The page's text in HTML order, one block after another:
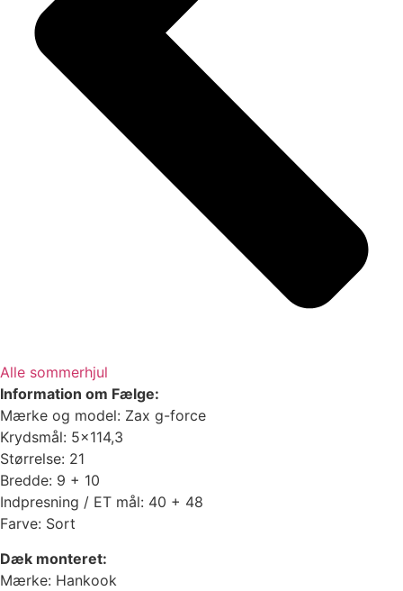
Alle sommerhjul
Information om Fælge:
Mærke og model: Zax g-force
Krydsmål: 5×114,3
Størrelse: 21
Bredde: 9 + 10
Indpresning / ET mål: 40 + 48
Farve: Sort
Dæk monteret:
Mærke: Hankook